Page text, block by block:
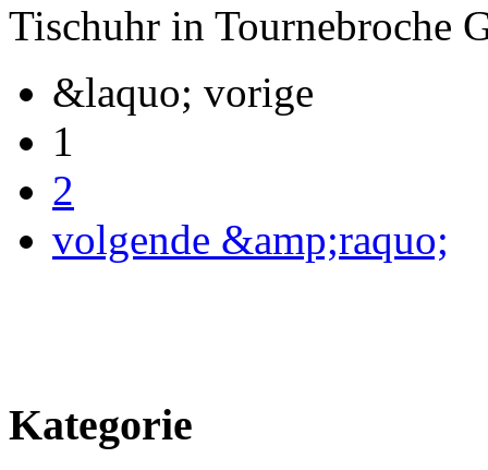
Tischuhr in Tournebroche
&laquo; vorige
1
2
volgende &amp;raquo;
Kategorie